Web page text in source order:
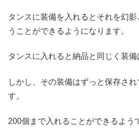
タンスに装備を入れるとそれを幻
うことができるようになります。
タンスに入れると納品と同じく装備
しかし、その装備はずっと保存さ
す。
200個まで入れることができるよう